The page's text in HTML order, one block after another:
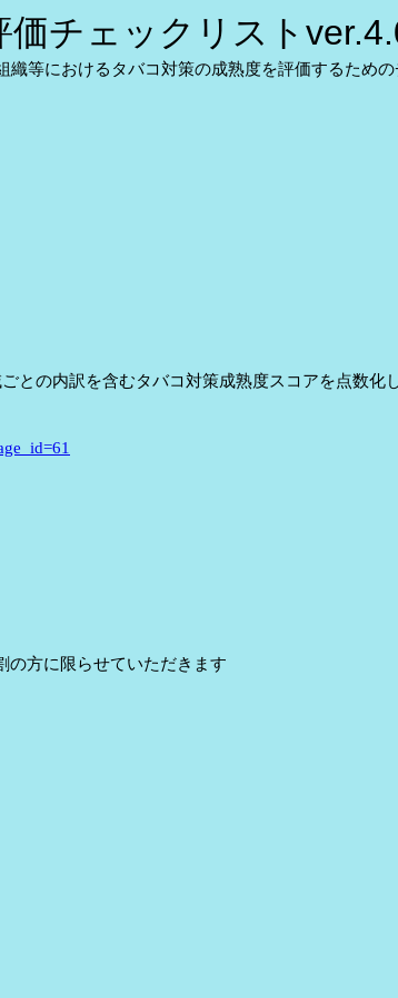
価チェックリスト
等におけるタバコ対策の成熟度を評価するための
の内訳を含むタバコ対策成熟度スコアを点数化
の方に限らせていただきます